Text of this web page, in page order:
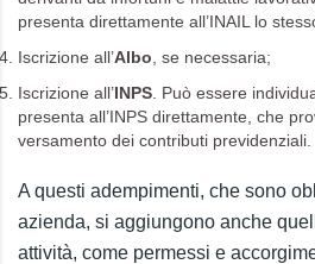
presenta direttamente all’INAIL lo
Iscrizione all’Albo , se necessaria;
Iscrizione all’INPS . Può essere
presenta all’INPS direttamente, che
versamento dei contributi previdenziali.
A questi adempimenti, che sono
azienda, si aggiungono anche
attività, come permessi e